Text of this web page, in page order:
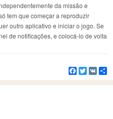
da missão e
tem que começar a reproduzir
outro aplicativo e iniciar o jogo. Se
de notificações, e colocá-lo de volta
Facebook
Twitter
VK